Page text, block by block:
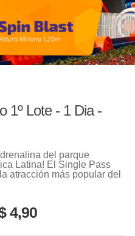
1º Lote - 1 Dia -
del parque
Latina! El Single Pass
atracción más popular del
4,90